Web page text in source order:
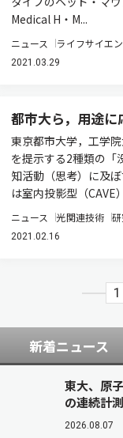
Medical H・M...
ニュース ライフサイエ
2021.03.29
都市大ら，用途
東京都市大学，工学
を提示する2種類の「
知活動（思考）に及
は室内投影型（CAVE
ニュース 光関連技術
2021.02.16
1
新着ニュース
東大、原
の連続計
2026.08.07